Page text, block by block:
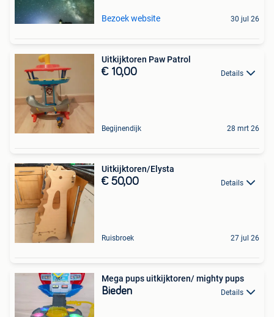
Bezoek website 30 jul 26
Uitkijktoren Paw Patrol
€ 10,00 Details
Begijnendijk 28 mrt 26
Uitkijktoren/Elysta
€ 50,00 Details
Ruisbroek 27 jul 26
Mega pups uitkijktoren/ mighty pups
Bieden Details